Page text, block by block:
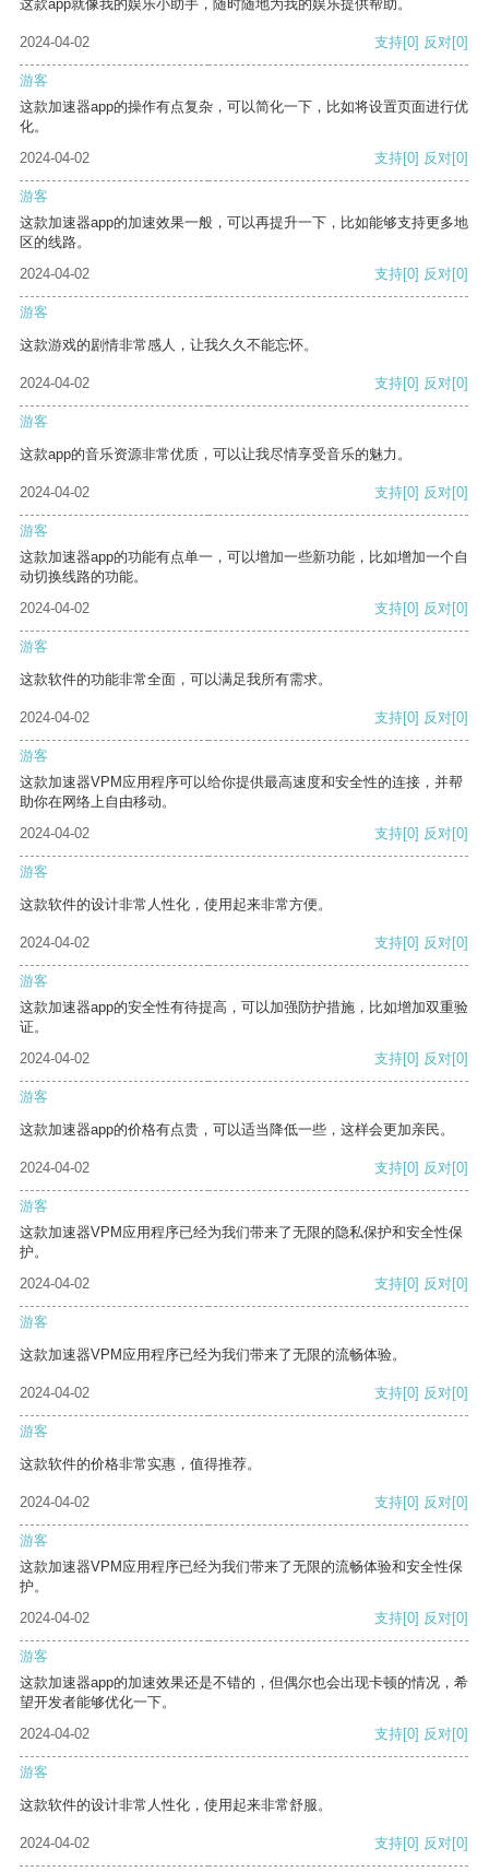
这款app就像我的娱乐小助手，随时随地为我的娱乐提供帮助。
2024-04-02 支持[0] 反对[0]
游客
这款加速器app的操作有点复杂，可以简化一下，比如将设置页面进行优
化。
2024-04-02
支持[0] 反对[0]
游客
这款加速器app的加速效果一般，可以再提升一下，比如能够支持更多地
区的线路。
2024-04-02
支持[0] 反对[0]
游客
这款游戏的剧情非常感人，让我久久不能忘怀。
2024-04-02 支持[0] 反对[0]
游客
这款app的音乐资源非常优质，可以让我尽情享受音乐的魅力。
2024-04-02 支持[0] 反对[0]
游客
这款加速器app的功能有点单一，可以增加一些新功能，比如增加一个自
动切换线路的功能。
2024-04-02
支持[0] 反对[0]
游客
这款软件的功能非常全面，可以满足我所有需求。
2024-04-02 支持[0] 反对[0]
游客
这款加速器VPM应用程序可以给你提供最高速度和安全性的连接，并帮
助你在网络上自由移动。
2024-04-02
支持[0] 反对[0]
游客
这款软件的设计非常人性化，使用起来非常方便。
2024-04-02 支持[0] 反对[0]
游客
这款加速器app的安全性有待提高，可以加强防护措施，比如增加双重验
证。
2024-04-02
支持[0] 反对[0]
游客
这款加速器app的价格有点贵，可以适当降低一些，这样会更加亲民。
2024-04-02 支持[0] 反对[0]
游客
这款加速器VPM应用程序已经为我们带来了无限的隐私保护和安全性保
护。
2024-04-02
支持[0] 反对[0]
游客
这款加速器VPM应用程序已经为我们带来了无限的流畅体验。
2024-04-02 支持[0] 反对[0]
游客
这款软件的价格非常实惠，值得推荐。
2024-04-02 支持[0] 反对[0]
游客
这款加速器VPM应用程序已经为我们带来了无限的流畅体验和安全性保
护。
2024-04-02
支持[0] 反对[0]
游客
这款加速器app的加速效果还是不错的，但偶尔也会出现卡顿的情况，希
望开发者能够优化一下。
2024-04-02
支持[0] 反对[0]
游客
这款软件的设计非常人性化，使用起来非常舒服。
2024-04-02 支持[0] 反对[0]